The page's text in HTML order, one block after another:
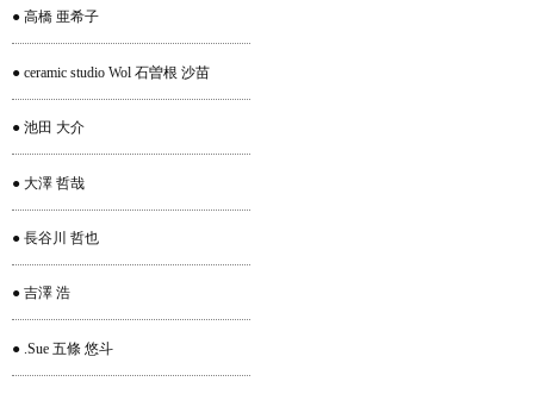
● 高橋 亜希子
● ceramic studio Wol 石曽根 沙苗
● 池田 大介
● 大澤 哲哉
● 長谷川 哲也
● 吉澤 浩
● .Sue 五條 悠斗